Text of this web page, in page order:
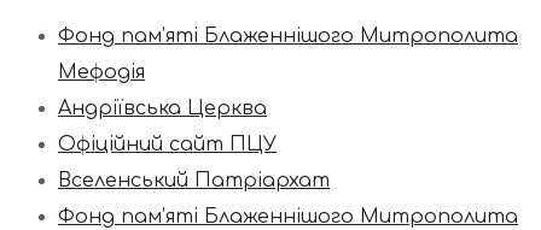
Фонд пам’яті Блаженнішого Митрополита
Мефодія
Андріївська Церква
Офіційний сайт ПЦУ
Вселенський Патріархат
Фонд пам’яті Блаженнішого Митрополита